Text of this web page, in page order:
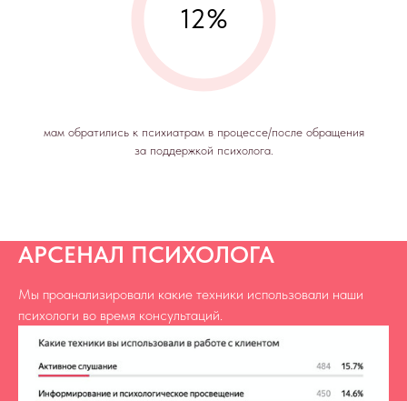
12%
мам обратились к психиатрам в процессе/после обращения
за поддержкой психолога.
АРСЕНАЛ ПСИХОЛОГА
Мы проанализировали какие техники использовали наши
психологи во время консультаций.